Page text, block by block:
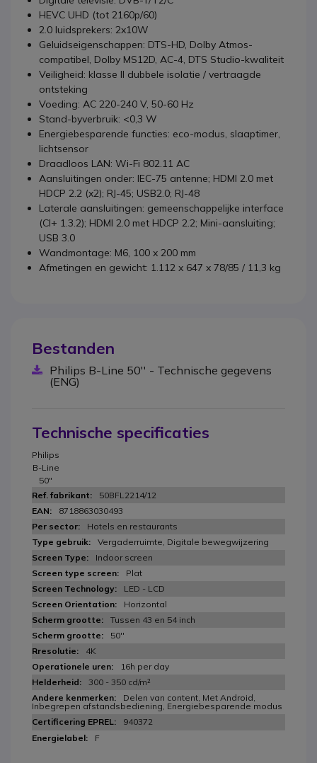
HEVC UHD (tot 2160p/60)
2.0 luidsprekers: 2x10W
Geluidseigenschappen: DTS-HD, Dolby Atmos-
compatibel, Dolby MS12D, AC-4, DTS Studio-kwaliteit
Veiligheid: klasse II dubbele isolatie / vertraagde
ontsteking
Voeding: AC 220-240 V, 50-60 Hz
Stand-byverbruik: <0,3 W
Energiebesparende functies: eco-modus, slaaptimer,
lichtsensor
Draadloos LAN: Wi-Fi 802.11 AC
Aansluitingen onder: IEC-75 antenne; HDMI 2.0 met
HDCP 2.2 (x2); RJ-45; USB2.0; RJ-48
Laterale aansluitingen: gemeenschappelijke interface
(CI+ 1.3.2); HDMI 2.0 met HDCP 2.2; Mini-aansluiting;
USB 3.0
Wandmontage: M6, 100 x 200 mm
Afmetingen en gewicht: 1.112 x 647 x 78/85 / 11,3 kg
Bestanden
Philips B-Line 50'' - Technische gegevens
(ENG)
Technische specificaties
Philips
B-Line
50"
50BFL2214/12
8718863030493
Hotels en restaurants
Vergaderruimte, Digitale bewegwijzering
Indoor screen
Plat
LED - LCD
Horizontal
Tussen 43 en 54 inch
50''
4K
16h per day
300 - 350 cd/m²
Delen van content, Met Android,
Inbegrepen afstandsbediening, Energiebesparende modus
940372
F